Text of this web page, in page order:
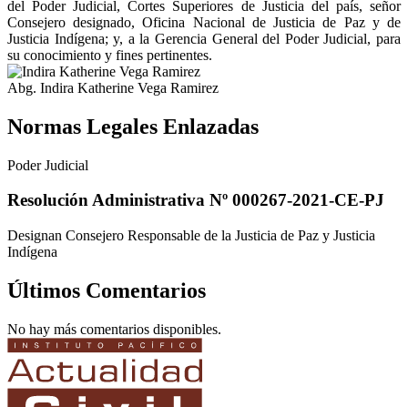
del Poder Judicial, Cortes Superiores de Justicia del país, señor
Consejero designado, Oficina Nacional de Justicia de Paz y de
Justicia Indígena; y, a la Gerencia General del Poder Judicial, para
su conocimiento y fines pertinentes.
Abg. Indira Katherine Vega Ramirez
Normas Legales Enlazadas
Poder Judicial
Resolución Administrativa Nº 000267-2021-CE-PJ
Designan Consejero Responsable de la Justicia de Paz y Justicia
Indígena
Últimos Comentarios
No hay más comentarios disponibles.